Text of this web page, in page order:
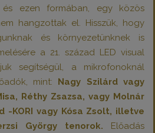
ezen formában, egy közös
hangzottak el. Hisszük, hogy
és környezetünknek is
a 21. század LED visual
segítségül, a mikrofonoknál
mint: Nagy Szilárd vagy
Réthy Zsazsa, vagy Molnár
-KORI vagy Kósa Zsolt, illetve
György tenorok.
Előadás